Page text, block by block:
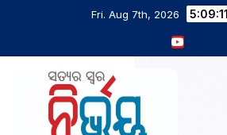
Fri. Aug 7th, 2026